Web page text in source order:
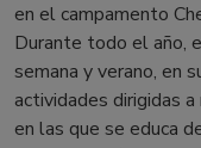
en el campamento
Durante todo el año,
semana y verano, en
actividades dirigidas
en las que se educa